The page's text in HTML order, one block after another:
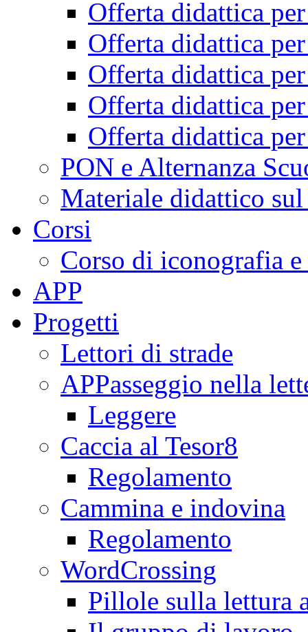
Offerta didattica
Offerta didattica
Offerta didattica
Offerta didattica
Offerta didattica
PON e Alternanza
Materiale didattico
Corsi
Corso di iconografia
APP
Progetti
Lettori di strade
APPasseggio nella
Leggere
Caccia al Tesor8
Regolamento
Cammina e indovina
Regolamento
WordCrossing
Pillole sulla lettura